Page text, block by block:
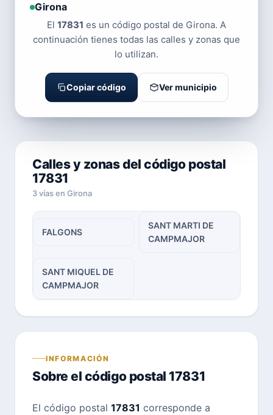
Girona
El 17831 es un código postal de Girona. A
continuación tienes todas las calles y zonas que
lo utilizan.
Copiar código Ver municipio
Calles y zonas del código postal
17831
3 vías en Girona
FALGONS
SANT MARTI DE
CAMPMAJOR
SANT MIQUEL DE
CAMPMAJOR
INFORMACIÓN
Sobre el código postal 17831
El código postal 17831 corresponde a